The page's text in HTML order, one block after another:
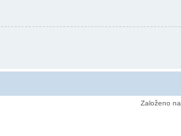
Založeno na